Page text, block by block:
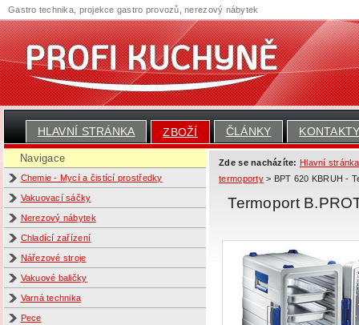
HLAVNÍ STRÁNKA ZBOŽÍ ČLÁNKY
Navigace
Chemie - Mycí a čistící prostředky
Vakuovací sáčky
Nerezový nábytek
Chladící zařízení
Nářezové stroje
Vakuové baličky
Varná technika
Pece
Zde se nacházíte: Hlavní stránka
termoporty> BPT 620 KBRUH -
Termoport
Gastro technika, projekce gastro provozů, nerezový nábytek